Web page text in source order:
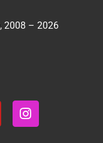
, 2008 – 2026